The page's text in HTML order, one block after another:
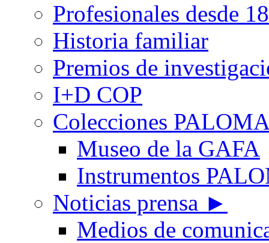
Profesionales desde
Historia familiar
Premios de
I+D COP
Colecciones
Museo de la GAFA
Instrumentos
Noticias prensa ►
Medios de